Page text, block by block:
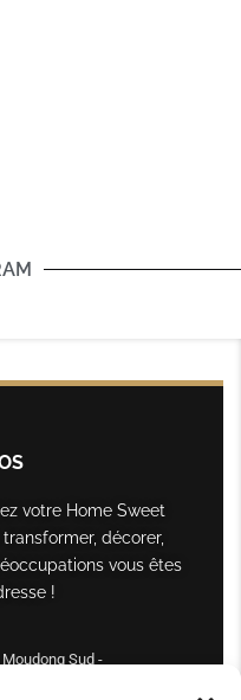
votre Home Sweet
décorer,
vous êtes
!
Sud -